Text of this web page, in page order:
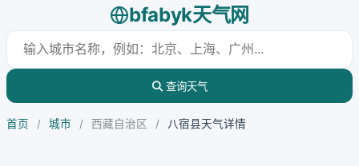
bfabyk天气网
查询天气
首页 / 城市 / 西藏自治区 / 八宿县天气详情